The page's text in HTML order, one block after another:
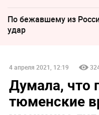
По бежавшему из
удар
4 апреля 2021, 12:19
Думала, что
тюменские